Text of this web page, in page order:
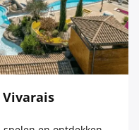
Vivarais